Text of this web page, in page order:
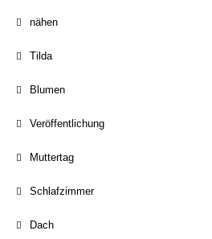
nähen
Tilda
Blumen
Veröffentlichung
Muttertag
Schlafzimmer
Dach